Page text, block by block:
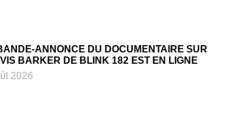
ANNONCE DU DOCUMENTAIRE SUR
BARKER DE BLINK 182 EST EN LIGNE
2026